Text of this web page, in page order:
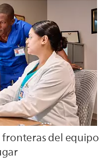
del equipo